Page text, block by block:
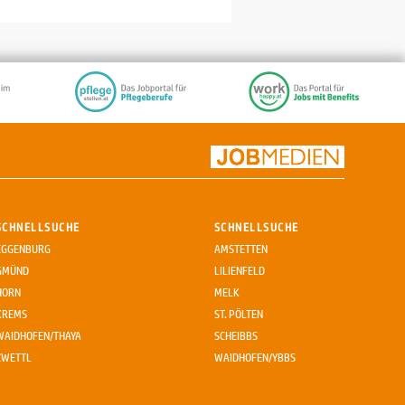
THAYA
SCHNELLSUCHE
AMSTETTEN
LILIENFELD
MELK
ST. PÖLTEN
SCHEIBBS
WAIDHOFEN/YBBS